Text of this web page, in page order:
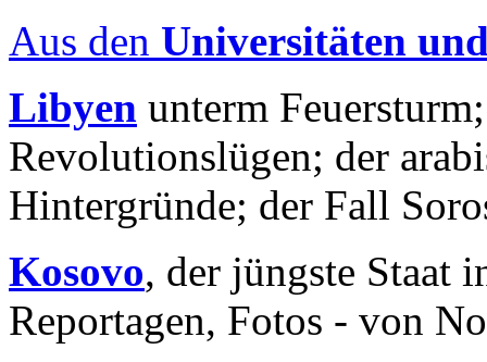
Aus den Universitäten
Libyen unterm
Revolutionslügen; der
Hintergründe; der Fall
Kosovo, der jüngste Staat
Reportagen, Fotos - von